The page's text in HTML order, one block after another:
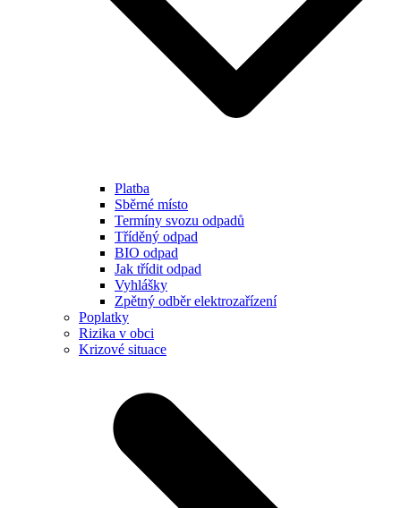
Platba
Sběrné místo
Termíny svozu odpadů
Tříděný odpad
BIO odpad
Jak třídit odpad
Vyhlášky
Zpětný odběr elektrozařízení
Poplatky
Rizika v obci
Krizové situace